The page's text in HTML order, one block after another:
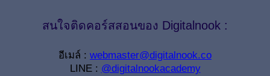
สนใจติดคอร์สสอนของ Digitalnook :
อีเมล์ : webmaster@digitalnook.co
LINE : @digitalnookacademy